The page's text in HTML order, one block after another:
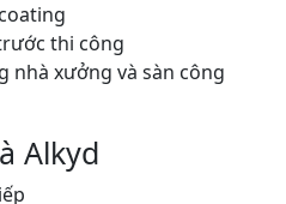
thi công
nhà xưởng và sàn công
Alkyd